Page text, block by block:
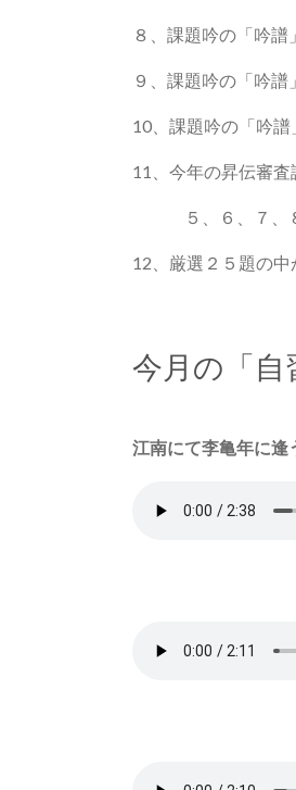
８、課題吟の「吟
９、課題吟の「吟譜
10、課題吟の「吟譜
11、今年の昇伝審
５、６、７、８
12、厳選２５題の中
今月の「自
江南にて李亀年に逢